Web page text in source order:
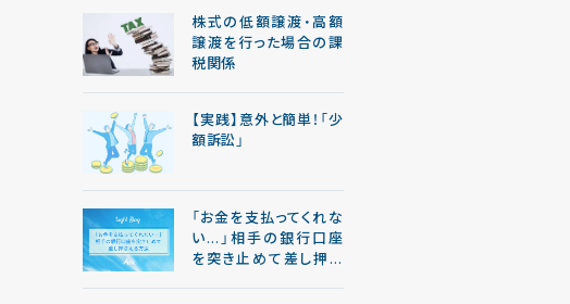
株式の低額譲渡・高額
譲渡を行った場合の課
税関係
【実践】意外と簡単！「少
額訴訟」
「お金を支払ってくれな
い…」相手の銀行口座
を突き止めて差し押さ